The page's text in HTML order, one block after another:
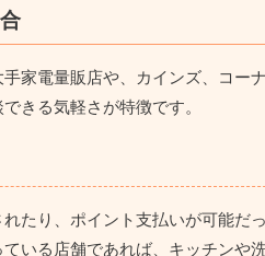
家電量販店や、カインズ、コ
きる気軽さが特徴です。
たり、ポイント支払いが可能だ
いる店舗であれば、キッチンや